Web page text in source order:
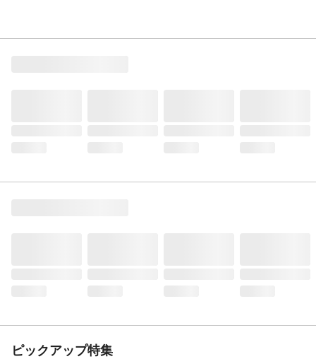
ピックアップ特集